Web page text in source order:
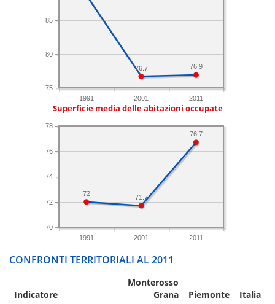
1991 2001 2011
75
80
85
76.9
76.7
Superficie media delle abitazioni occupate
1991 2001 2011
70
72
74
76
78
76.7
71.7
72
CONFRONTI TERRITORIALI AL 2011
Indicatore
Monterosso
Grana
Piemonte Italia